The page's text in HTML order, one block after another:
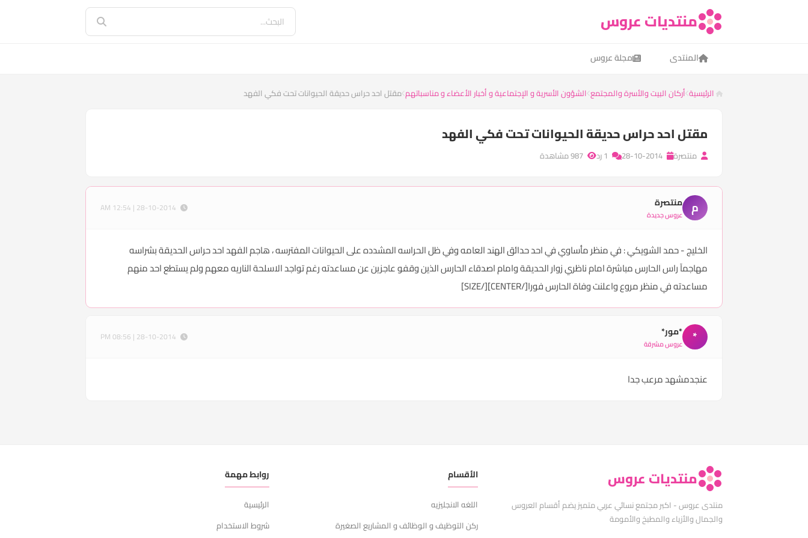
منتديات عروس
المنتدى مجلة عروس
الرئيسية أركان البيت والأسرة والمجتمع الشؤون الأسرية و الإجتماعية و أخبار الأعضاء و مناسباتهم مقتل احد حراس حديقة الحيوانات تحت فكي الفهد
مقتل احد حراس حديقة الحيوانات تحت فكي الفهد
منتصرة
م منتصرة
عروس جديدة
الخليج - حمد الشويكي : في منظر مأساوي في احد حدائق الهند العامه وفي ظل الحراسه المشدده على الحيوانات المفترسه ، هاجم الفهد احد حراس الحديقة بشراسه
مهاجمآ راس الحارس مباشرة امام ناظري زوار الحديقة وامام اصدقاء الحارس الذين وقفو عاجزين عن مساعدته رغم تواجد الاسلحة الناريه معهم ولم يستطع احد منهم
مساعدته في منظر مروع واعلنت وفاة الحارس فورا[/CENTER][/SIZE]
* *مور*
عروس مشرقة
عنجدمشهد مرعب جدا
منتديات عروس
منتدى عروس - اكبر مجتمع نسائي عربي متميز يضم أقسام العروس
والجمال والأزياء والمطبخ والأمومة
الأقسام
اللغه الانجليزيه
ركن التوظيف و الوظائف و المشاريع الصغيرة
روابط مهمة
الرئيسية
شروط الاستخدام